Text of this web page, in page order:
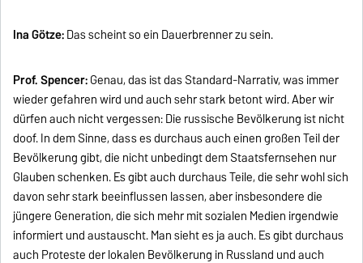
Ina Götze:Das scheint so ein Dauerbrenner zu sein.
Prof. Spencer:Genau, das ist das Standard-Narrativ, was immer
wieder gefahren wird und auch sehr stark betont wird. Aber wir
dürfen auch nicht vergessen: Die russische Bevölkerung ist nicht
doof. In dem Sinne, dass es durchaus auch einen großen Teil der
Bevölkerung gibt, die nicht unbedingt dem Staatsfernsehen nur
Glauben schenken. Es gibt auch durchaus Teile, die sehr wohl sich
davon sehr stark beeinflussen lassen, aber insbesondere die
jüngere Generation, die sich mehr mit sozialen Medien irgendwie
informiert und austauscht. Man sieht es ja auch. Es gibt durchaus
auch Proteste der lokalen Bevölkerung in Russland und auch